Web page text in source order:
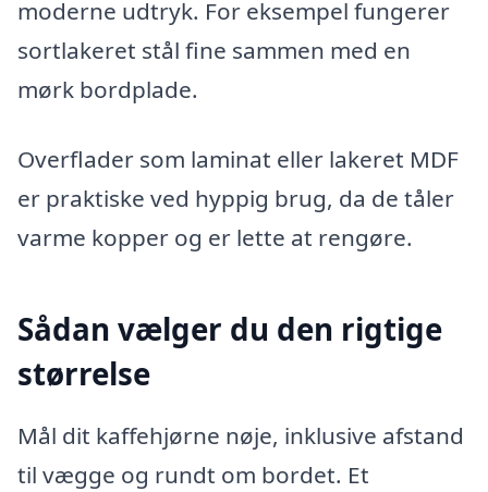
moderne udtryk. For eksempel fungerer
sortlakeret stål fine sammen med en
mørk bordplade.
Overflader som laminat eller lakeret MDF
er praktiske ved hyppig brug, da de tåler
varme kopper og er lette at rengøre.
Sådan vælger du den rigtige
størrelse
Mål dit kaffehjørne nøje, inklusive afstand
til vægge og rundt om bordet. Et